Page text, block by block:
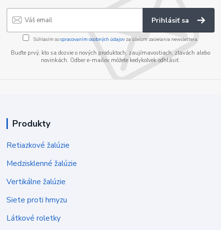
Prihlásiť sa
Súhlasím sospracovaním osobných údajov za účelom zasielania newslettera.
Buďte prvý, kto sa dozvie o nových produktoch, zaujímavostiach, zľavách alebo
novinkách. Odber e-mailov môžete kedykoľvek odhlásiť.
Produkty
Retiazkové žalúzie
Medzisklenné žalúzie
Vertikálne žalúzie
Siete proti hmyzu
Látkové roletky